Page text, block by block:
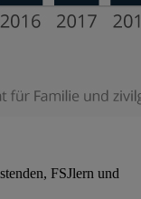
FSJlern und